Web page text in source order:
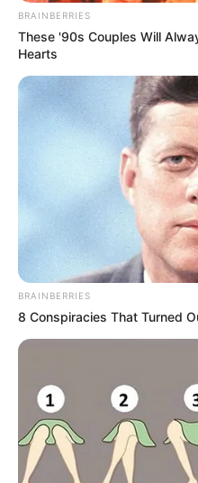
BRAINBERRIES
These '90s Couples Will
Hearts
BRAINBERRIES
8 Conspiracies That Turned